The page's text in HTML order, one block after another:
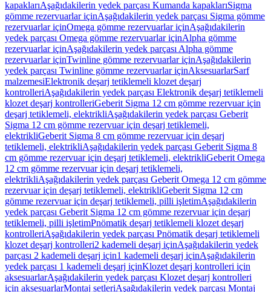
kapaklarıAşağıdakilerin yedek parçası Kumanda kapaklarıSigma
gömme rezervuarlar içinAşağıdakilerin yedek parçası Sigma gömme
rezervuarlar içinOmega gömme rezervuarlar içinAşağıdakilerin
yedek parçası Omega gömme rezervuarlar içinAlpha gömme
rezervuarlar içinAşağıdakilerin yedek parçası Alpha gömme
rezervuarlar içinTwinline gömme rezervuarlar içinAşağıdakilerin
yedek parçası Twinline gömme rezervuarlar içinAksesuarlarSarf
malzemesiElektronik deşarj tetiklemeli klozet deşarj
kontrolleriAşağıdakilerin yedek parçası Elektronik deşarj tetiklemeli
klozet deşarj kontrolleriGeberit Sigma 12 cm gömme rezervuar için
deşarj tetiklemeli, elektrikliAşağıdakilerin yedek parçası Geberit
Sigma 12 cm gömme rezervuar için deşarj tetiklemeli,
elektrikliGeberit Sigma 8 cm gömme rezervuar için deşarj
tetiklemeli, elektrikliAşağıdakilerin yedek parçası Geberit Sigma 8
cm gömme rezervuar için deşarj tetiklemeli, elektrikliGeberit Omega
12 cm gömme rezervuar için deşarj tetiklemeli,
elektrikliAşağıdakilerin yedek parçası Geberit Omega 12 cm gömme
rezervuar için deşarj tetiklemeli, elektrikliGeberit Sigma 12 cm
gömme rezervuar için deşarj tetiklemeli, pilli işletimAşağıdakilerin
yedek parçası Geberit Sigma 12 cm gömme rezervuar için deşarj
tetiklemeli, pilli işletimPnömatik deşarj tetiklemeli klozet deşarj
kontrolleriAşağıdakilerin yedek parçası Pnömatik deşarj tetiklemeli
klozet deşarj kontrolleri2 kademeli deşarj içinAşağıdakilerin yedek
parçası 2 kademeli deşarj için1 kademeli deşarj içinAşağıdakilerin
yedek parçası 1 kademeli deşarj içinKlozet deşarj kontrolleri için
aksesuarlarAşağıdakilerin yedek parçası Klozet deşarj kontrolleri
için aksesuarlarMontaj setleriAşağıdakilerin yedek parçası Montaj